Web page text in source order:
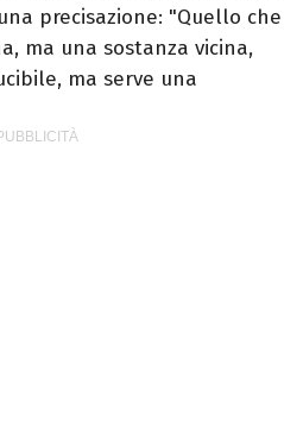
precisazione: "Quello che
ma una sostanza vicina,
ma serve una